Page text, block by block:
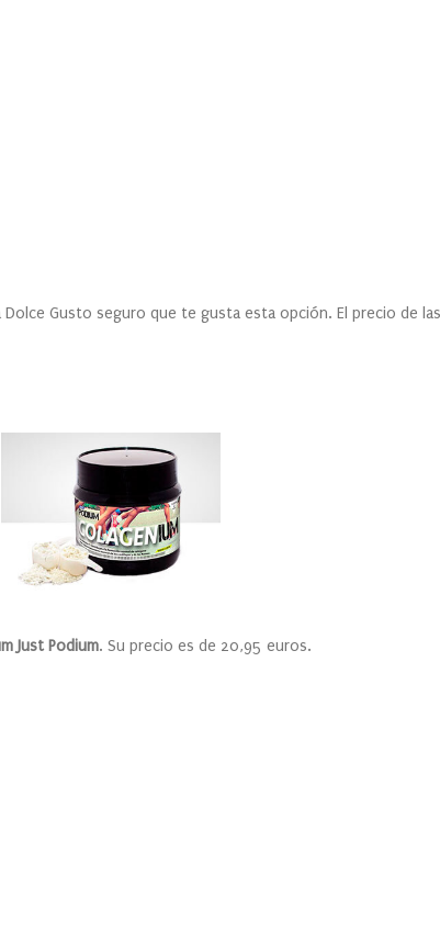
Gusto seguro que te gusta esta opción. El precio de
Just Podium. Su precio es de 20,95 euros.